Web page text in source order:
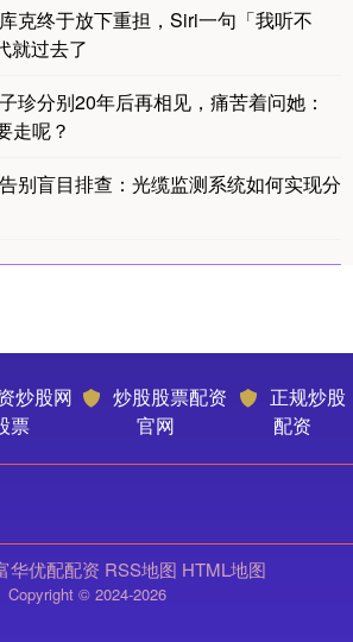
克终于放下重担，Siri一句「我听不
就过去了
珍分别20年后再相见，痛苦着问她：
走呢？
别盲目排查：光缆监测系统如何实现分
炒股网
票
炒股股票配资
官网
正规炒股
配资
华优配配资 RSS地图 HTML地图
Copyright © 2024-2026